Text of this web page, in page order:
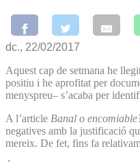
dc., 22/02/2017
Aquest cap de setmana he
positiu i he aprofitat per
menyspreu– s’acaba per
A l’article Banal o
negatives amb la justificació
mereix. De fet, fins fa